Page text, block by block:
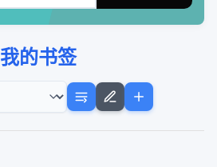
我的书签